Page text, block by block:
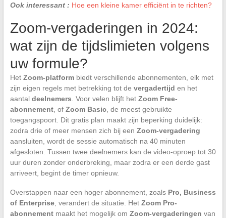
Ook interessant : Hoe een kleine kamer efficiënt in te richten?
Zoom-vergaderingen in 2024:
wat zijn de tijdslimieten volgens
uw formule?
Het Zoom-platformbiedt verschillende abonnementen, elk met
zijn eigen regels met betrekking tot de vergadertijd en het
aantal deelnemers . Voor velen blijft het Zoom Free-
abonnement, of Zoom Basic, de meest gebruikte
toegangspoort. Dit gratis plan maakt zijn beperking duidelijk:
zodra drie of meer mensen zich bij een Zoom-vergadering
aansluiten, wordt de sessie automatisch na 40 minuten
afgesloten. Tussen twee deelnemers kan de video-oproep tot 30
uur duren zonder onderbreking, maar zodra er een derde gast
arriveert, begint de timer opnieuw.
Overstappen naar een hoger abonnement, zoals Pro, Business
of Enterprise, verandert de situatie. Het Zoom Pro-
abonnementmaakt het mogelijk om Zoom-vergaderingen van